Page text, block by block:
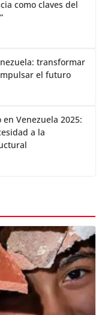
como claves del
transformar
el futuro
Venezuela 2025:
a la